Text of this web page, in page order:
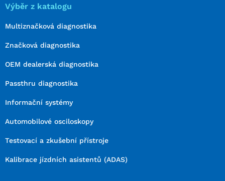
Výběr z katalogu
Multiznačková diagnostika
Značková diagnostika
OEM dealerská diagnostika
Passthru diagnostika
Informační systémy
Automobilové osciloskopy
Testovací a zkušební přístroje
Kalibrace jízdních asistentů (ADAS)